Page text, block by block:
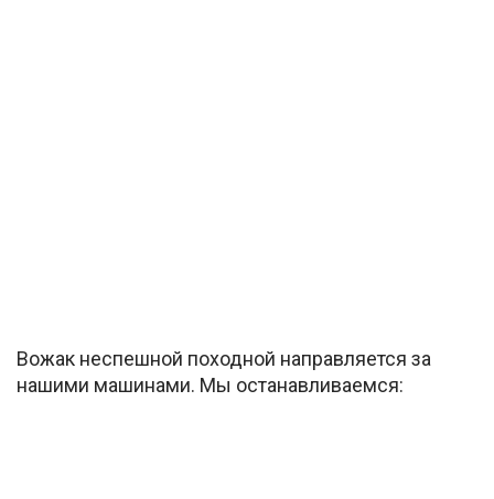
Вожак неспешной походной направляется за
нашими машинами. Мы останавливаемся: